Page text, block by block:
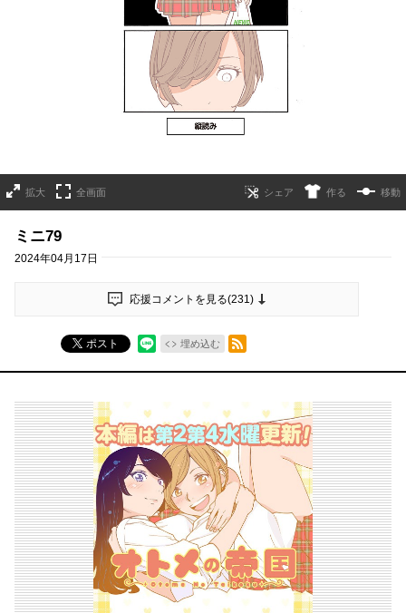
拡大 全画面 作る 移動
ミニ79
2024年04月17日
応援コメントを見る(231)
ポスト 埋め込む
RSSフィード